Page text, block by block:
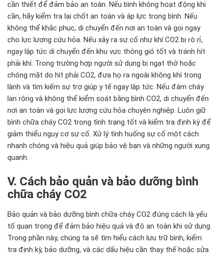
cần thiết để đảm bảo an toàn. Nếu bình không hoạt động khi
cần, hãy kiểm tra lại chốt an toàn và áp lực trong bình. Nếu
không thể khắc phục, di chuyển đến nơi an toàn và gọi ngay
cho lực lượng cứu hỏa. Nếu xảy ra sự cố như khí CO2 bị rò rỉ,
ngay lập tức di chuyển đến khu vực thông gió tốt và tránh hít
phải khí. Trong trường hợp người sử dụng bị ngạt thở hoặc
chóng mặt do hít phải CO2, đưa họ ra ngoài không khí trong
lành và tìm kiếm sự trợ giúp y tế ngay lập tức. Nếu đám cháy
lan rộng và không thể kiểm soát bằng bình CO2, di chuyển đến
nơi an toàn và gọi lực lượng cứu hỏa chuyên nghiệp. Luôn giữ
bình chữa cháy CO2 trong tình trạng tốt và kiểm tra định kỳ để
giảm thiểu nguy cơ sự cố. Xử lý tình huống sự cố một cách
nhanh chóng và hiệu quả giúp bảo vệ bạn và những người xung
quanh.
V. Cách bảo quản và bảo dưỡng bình
chữa cháy CO2
Bảo quản và bảo dưỡng bình chữa cháy CO2 đúng cách là yếu
tố quan trọng để đảm bảo hiệu quả và độ an toàn khi sử dụng.
Trong phần này, chúng ta sẽ tìm hiểu cách lưu trữ bình, kiểm
tra định kỳ, bảo dưỡng, và các dấu hiệu cần thay thế hoặc sửa